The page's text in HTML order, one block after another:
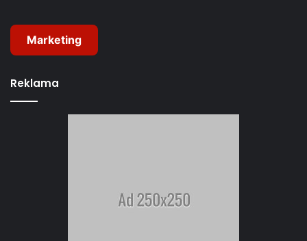
Marketing
Reklama